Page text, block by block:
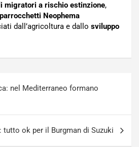
migratori a rischio estinzione,
parrocchetti Neophema
dall’agricoltura e dallo sviluppo
nel Mediterraneo formano
ok per il Burgman di Suzuki